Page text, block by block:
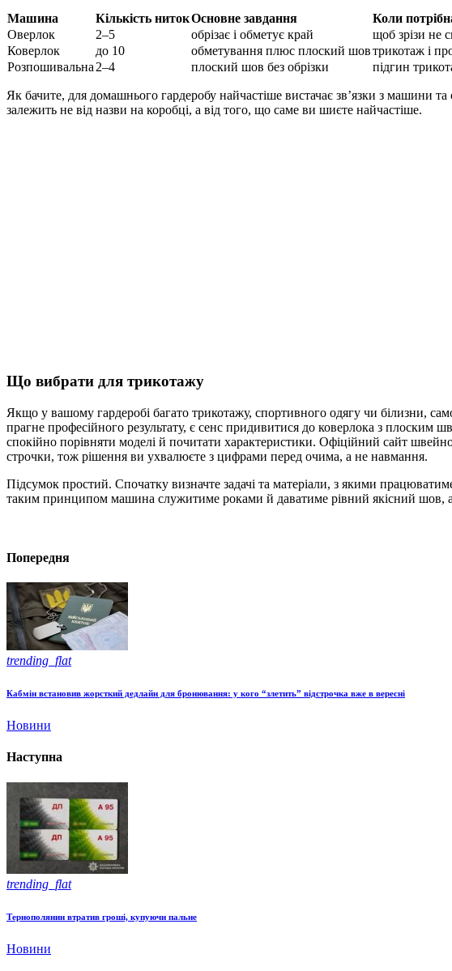
Машина Кількість нитокОсновне завдання
Коли
Оверлок
2–5 обрізає і обметує край
щоб зрізи не
Коверлок
до 10 обметування плюс плоский шовтрикотаж і
Розпошивальна 2–4 плоский шов без обрізки підгин
Як бачите, для домашнього гардеробу найчастіше вистачає звʼязки з машини
залежить не від назви на коробці, а від того, що саме ви шиєте найчастіше.
Що вибрати для трикотажу
Якщо у вашому гардеробі багато трикотажу, спортивного одягу чи білизни,
прагне професійного результату, є сенс придивитися до коверлока з
спокійно порівняти моделі й почитати характеристики. Офіційний сайт
строчки, тож рішення ви ухвалюєте з цифрами перед очима, а не навмання.
Підсумок простий. Спочатку визначте задачі та матеріали, з якими
таким принципом машина служитиме роками й даватиме рівний якісний шов,
Попередня
trending_flat
Кабмін встановив жорсткий дедлайн для бронювання: у кого “злетить” відстрочка вже в вересні
Новини
Наступна
trending_flat
Тернополянин втратив гроші, купуючи пальне
Новини